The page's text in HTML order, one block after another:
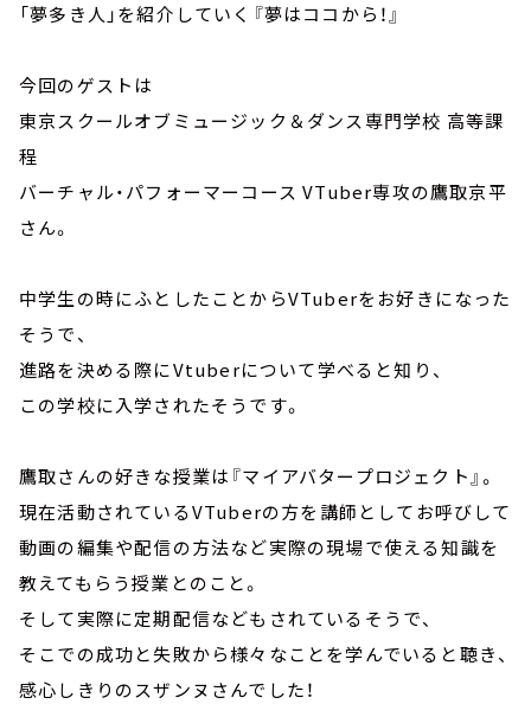
「夢多き人」を紹介していく『夢はココから！』
今回のゲストは
東京スクールオブミュージック＆ダンス専門学校 高等課
程
バーチャル・パフォーマーコース VTuber専攻の鷹取京平
さん。
中学生の時にふとしたことからVTuberをお好きになった
そうで、
進路を決める際にVtuberについて学べると知り、
この学校に入学されたそうです。
鷹取さんの好きな授業は『マイアバタープロジェクト』。
現在活動されているVTuberの方を講師としてお呼びして
動画の編集や配信の方法など実際の現場で使える知識を
教えてもらう授業とのこと。
そして実際に定期配信などもされているそうで、
そこでの成功と失敗から様々なことを学んでいると聴き、
感心しきりのスザンヌさんでした！